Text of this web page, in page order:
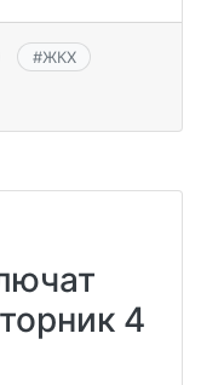
#ЖКХ
4